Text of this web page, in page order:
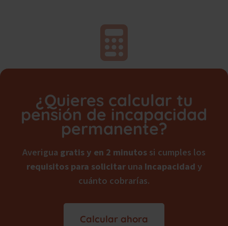
¿Quieres calcular tu
pensión de incapacidad
permanente?
Averigua gratis y en 2 minutossi cumples los
requisitos para solicitaruna Incapacidady
cuánto cobrarías.
Calcular ahora